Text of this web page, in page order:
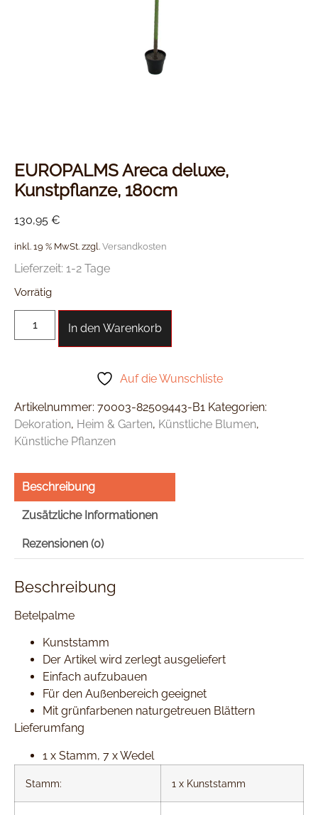
EUROPALMS Areca deluxe,
Kunstpflanze, 180cm
130,95 €
inkl. 19 % MwSt. zzgl. Versandkosten
Lieferzeit: 1-2 Tage
Vorrätig
In den Warenkorb
Auf die Wunschliste
Artikelnummer: 70003-82509443-B1 Kategorien:
Dekoration, Heim & Garten, Künstliche Blumen,
Künstliche Pflanzen
Beschreibung
Zusätzliche Informationen
Rezensionen (0)
Beschreibung
Betelpalme
Kunststamm
Der Artikel wird zerlegt ausgeliefert
Einfach aufzubauen
Für den Außenbereich geeignet
Mit grünfarbenen naturgetreuen Blättern
Lieferumfang
1 x Stamm, 7 x Wedel
Stamm: 1 x Kunststamm